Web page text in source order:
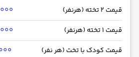
قیمت 2 تخته (هرنفر)
قیمت 1 تخته (هرنفر)
قیمت کودک با تخت (هر نفر)